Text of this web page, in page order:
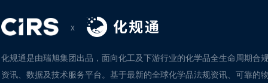
x
化规通是由瑞旭集团出品，面向化工及下游行业的化学品全生命周期合
资讯、数据及技术服务平台。基于最新的全球化学品法规资讯、可靠的